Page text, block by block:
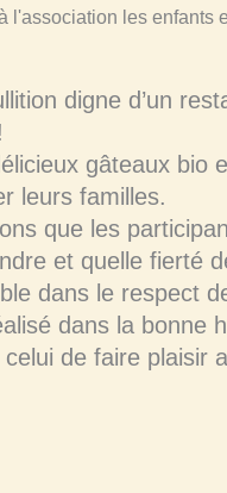
digne d’un
gâteaux
leurs familles.
que les
et quelle fierté
dans le respect
dans la
de faire plaisir